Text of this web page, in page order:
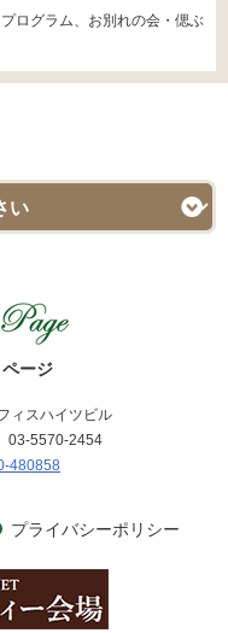
ログラム、お別れの会・偲ぶ
ージ
ィスハイツビル
03-5570-2454
480858
プライバシーポリシー